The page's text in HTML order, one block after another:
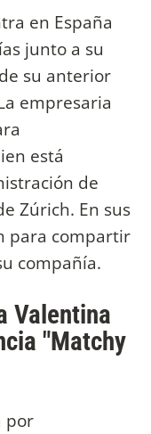
en España
junto a su
su anterior
empresaria
está
de
Zúrich. En sus
para compartir
compañía.
Valentina
"Matchy
por